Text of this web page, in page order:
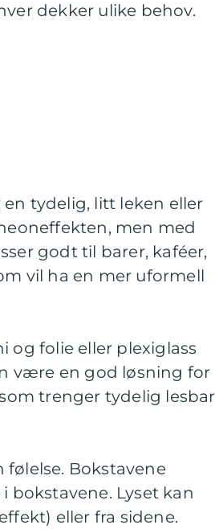
dekker ulike behov.
tydelig, litt leken eller
men med
godt til barer, kaféer,
vil ha en mer uformell
og folie eller plexiglass
være en god løsning for
trenger tydelig lesbar
Bokstavene
bokstavene. Lyset kan
eller fra sidene.